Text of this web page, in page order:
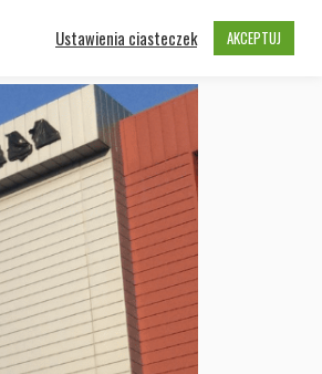
Ustawienia ciasteczek AKCEPTUJ